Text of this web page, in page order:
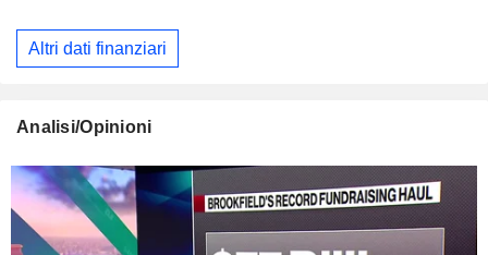
Altri dati finanziari
Analisi/Opinioni